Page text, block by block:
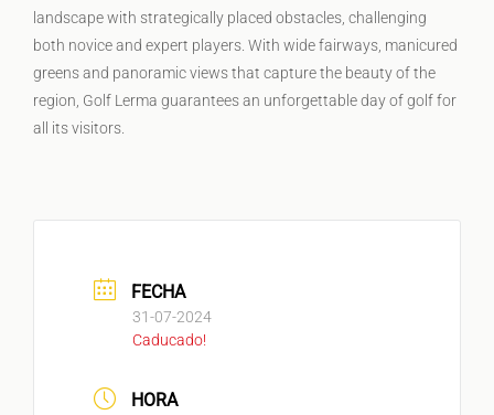
landscape with strategically placed obstacles, challenging
both novice and expert players. With wide fairways, manicured
greens and panoramic views that capture the beauty of the
region, Golf Lerma guarantees an unforgettable day of golf for
all its visitors.
FECHA
31-07-2024
Caducado!
HORA